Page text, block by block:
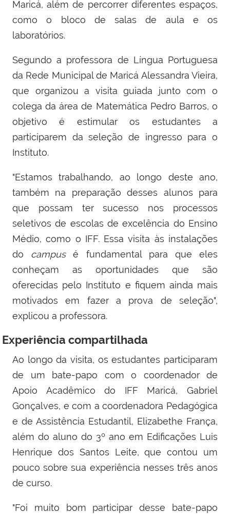
Maricá, além de percorrer diferentes espaços,
como o bloco de salas de aula e os
laboratórios.
Segundo a professora de Língua Portuguesa
da Rede Municipal de Maricá Alessandra Vieira,
que organizou a visita guiada junto com o
colega da área de Matemática Pedro Barros, o
objetivo é estimular os estudantes a
participarem da seleção de ingresso para o
Instituto.
"Estamos trabalhando, ao longo deste ano,
também na preparação desses alunos para
que possam ter sucesso nos processos
seletivos de escolas de excelência do Ensino
Médio, como o IFF. Essa visita às instalações
do campusé fundamental para que eles
conheçam as oportunidades que são
oferecidas pelo Instituto e fiquem ainda mais
motivados em fazer a prova de seleção",
explicou a professora.
Experiência compartilhada
Ao longo da visita, os estudantes participaram
de um bate-papo com o coordenador de
Apoio Acadêmico do IFF Maricá, Gabriel
Gonçalves, e com a coordenadora Pedagógica
e de Assistência Estudantil, Elizabethe França,
além do aluno do 3º ano em Edificações Luis
Henrique dos Santos Leite, que contou um
pouco sobre sua experiência nesses três anos
de curso.
"Foi muito bom participar desse bate-papo